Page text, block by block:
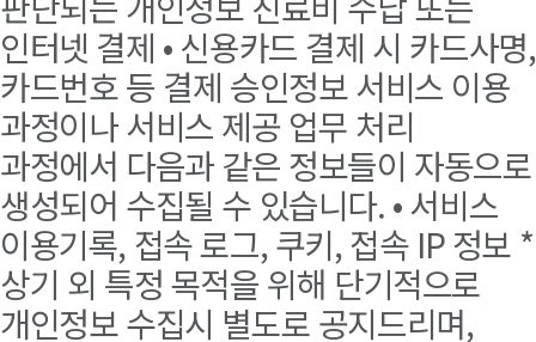
인터넷 결제 • 신용카드 결제 시 카드사명,
카드번호 등 결제 승인정보 서비스 이용
과정이나 서비스 제공 업무 처리
과정에서 다음과 같은 정보들이 자동으로
생성되어 수집될 수 있습니다. • 서비스
이용기록, 접속 로그, 쿠키, 접속 IP 정보 *
상기 외 특정 목적을 위해 단기적으로
개인정보 수집시 별도로 공지드리며,